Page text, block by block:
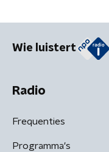
Wie luistert
Radio
Frequenties
Programma's